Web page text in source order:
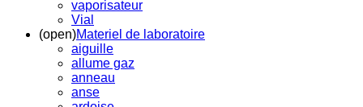
vaporisateur
Vial
(open)Materiel de laboratoire
aiguille
allume gaz
anneau
anse